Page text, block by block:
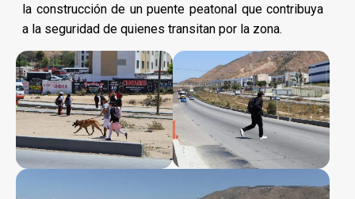
la construcción de un puente peatonal que contribuya
a la seguridad de quienes transitan por la zona.